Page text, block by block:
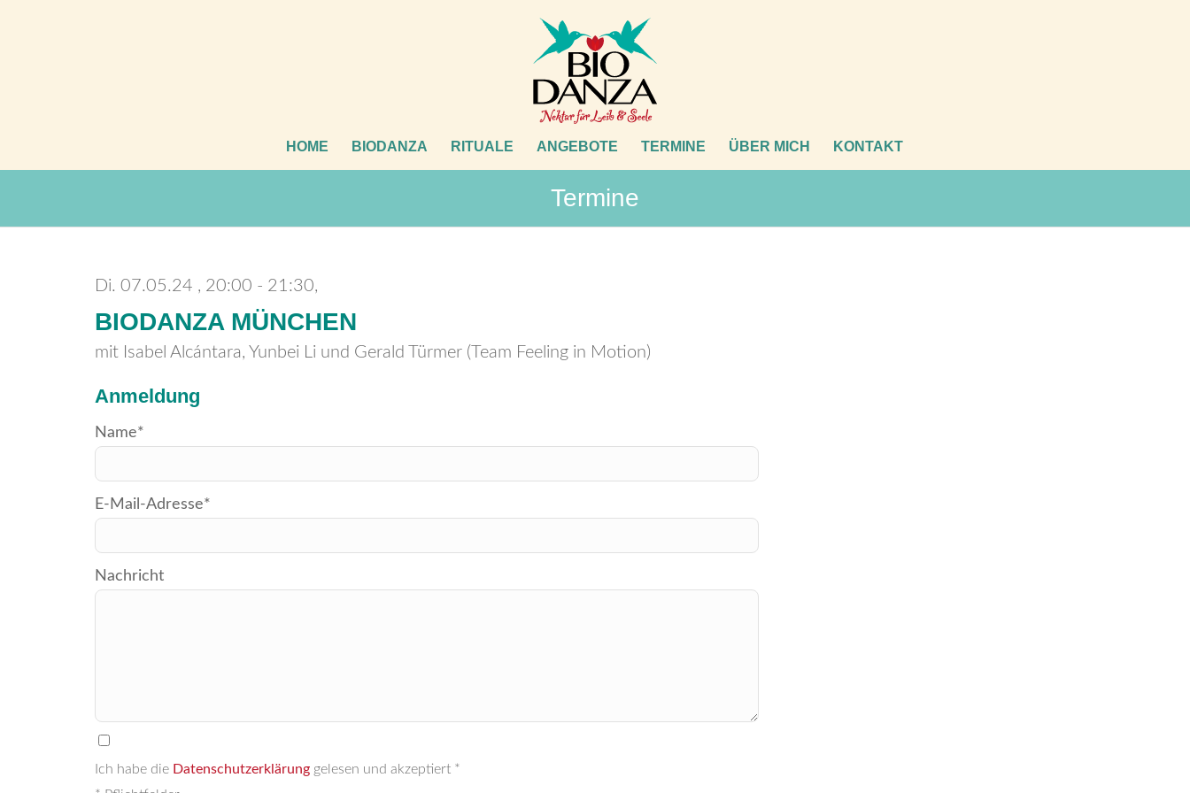
HOME BIODANZA RITUALE ANGEBOTE TERMINE ÜBER MICH KONTAKT
Termine
Di. 07.05.24 20:00 - 21:30,
BIODANZA MÜNCHEN
mit Isabel Alcántara, Yunbei Li und Gerald Türmer (Team Feeling in Motion)
Anmeldung
Bitte
dieses
Feld
Name*
E-Mail-Adresse*
Nachricht
Ich habe die Datenschutzerklärung gelesen und akzeptiert *